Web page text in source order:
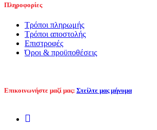
Πληροφορίες
Τρόποι πληρωμής
Τρόποι αποστολής
Επιστροφές
Όροι & προϋποθέσεις
Επικοινωνήστε μαζί μας: Στείλτε μας μήνυμα